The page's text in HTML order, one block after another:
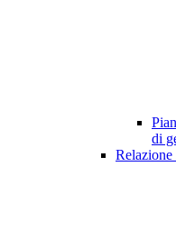
di
Relazione